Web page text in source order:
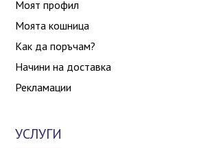
Моят профил
Моята кошница
Как да поръчам?
Начини на доставка
Рекламации
УСЛУГИ